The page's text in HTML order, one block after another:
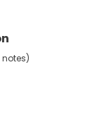
notes)